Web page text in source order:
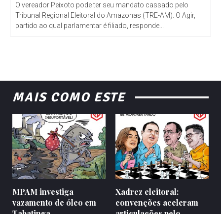
O vereador Peixoto pode ter seu mandato cassado pelo
Tribunal Regional Eleitoral do Amazonas (TRE-AM). O Agir,
partido ao qual parlamentar é filiado, responde...
MAIS COMO ESTE
MPAM investiga
vazamento de óleo em
Xadrez eleitoral:
convenções aceleram